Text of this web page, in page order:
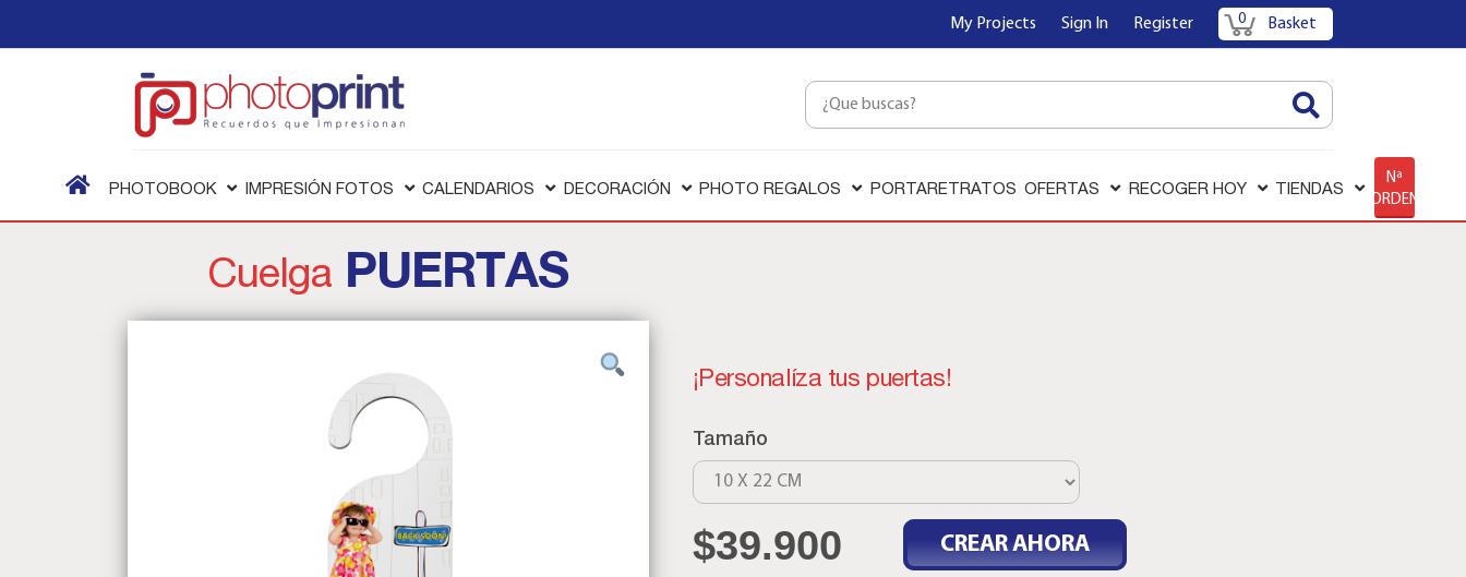
My Projects Sign In Register 0 Basket
PHOTOBOOK IMPRESIÓN FOTOS CALENDARIOS DECORACIÓN PHOTO REGALOS PORTARETRATOS OFERTAS RECOGER HOY TIENDAS
Nª
ORDEN
CuelgaPUERTAS
¡Personalíza tus puertas!
Tamaño
$39.900 CREAR AHORA